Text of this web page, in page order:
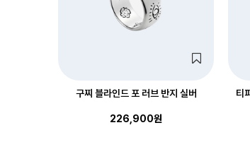
구찌 블라인드 포 러브 반지 실버
226,900원
티